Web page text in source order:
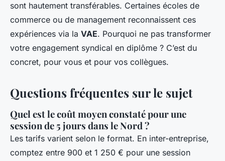
sont hautement transférables. Certaines écoles de
commerce ou de management reconnaissent ces
expériences via la VAE. Pourquoi ne pas transformer
votre engagement syndical en diplôme ? C’est du
concret, pour vous et pour vos collègues.
Questions fréquentes sur le sujet
Quel est le coût moyen constaté pour une
session de 5 jours dans le Nord ?
Les tarifs varient selon le format. En inter-entreprise,
comptez entre 900 et 1 250 € pour une session